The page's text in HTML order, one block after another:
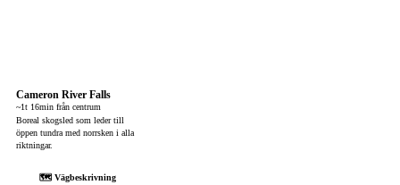
Cameron River Falls
~1t 16min från centrum
Boreal skogsled som leder till
öppen tundra med norrsken i alla
riktningar.
🗺 Vägbeskrivning